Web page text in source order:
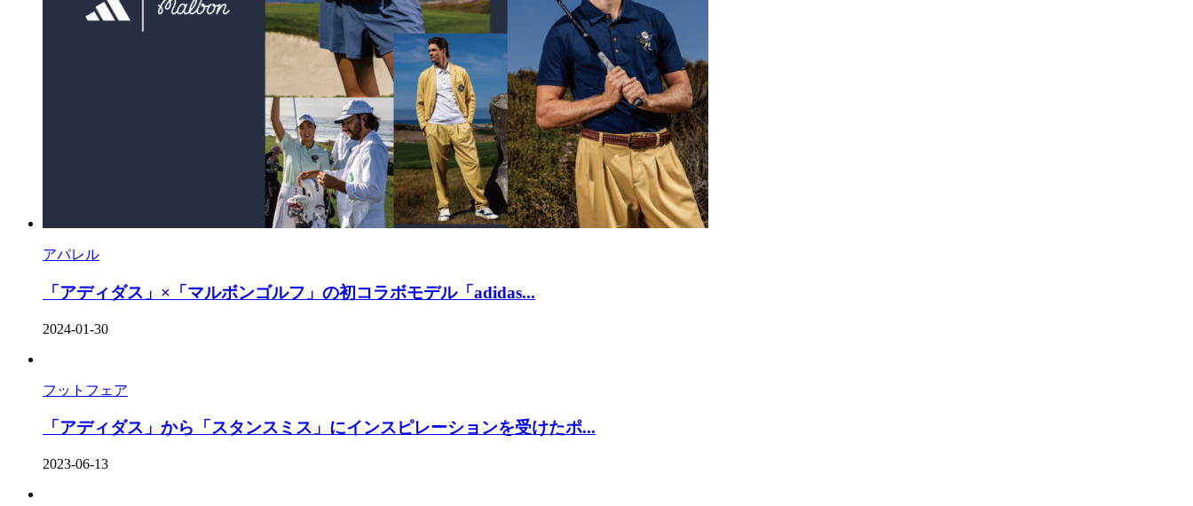
アパレル
「アディダス」×「マルボンゴルフ」の初コラボモデル「adidas...
2024-01-30
フットフェア
「アディダス」から「スタンスミス」にインスピレーションを受けたポ...
2023-06-13